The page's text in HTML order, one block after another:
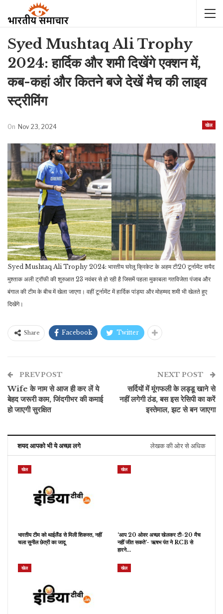
Syed Mushtaq Ali Trophy
2024: हार्दिक और शमी दिखेंगे एक्शन में,
कब-कहां और कितने बजे देखें मैच की लाइव
स्ट्रीमिंग
खेल
On Nov 23, 2024
Syed Mushtaq Ali Trophy 2024: भारतीय घरेलू क्रिकेट के अहम टी20 टूर्नामेंट सयैद
मुश्ताक अली ट्रॉफी की शुरुआत 23 नवंबर से हो रही है जिसमें पहला मुकाबला गतविजेता पंजाब और
बंगाल की टीम के बीच में खेला जाएगा। वहीं टूर्नामेंट में हार्दिक पांड्या और मोहम्मद शमी भी खेलते हुए
दिखेंगे।
Share Facebook Twitter
PREV POST
Wife के नाम से आज ही कर लें ये
बेहद जरूरी काम, जिंदगीभर की कमाई
हो जाएगी सुरक्षित
NEXT POST
सर्दियों में मूंगफली के लड्डू खाने से
नहीं लगेगी ठंड, बस इस रेसिपी का करें
इस्तेमाल, झट से बन जाएगा
शयद आपको भी ये अच्छा लगे लेखक की ओर से अधिक
खेल
भारतीय टीम को थाईलैंड से मिली शिकस्त, नहीं
चला सुनील छेत्री का जादू
खेल
‘आप 20 ओवर अच्छा खेलकर टी-20 मैच
नहीं जीत सकते’- ऋषभ पंत ने RCB से
हारने…
खेल खेल